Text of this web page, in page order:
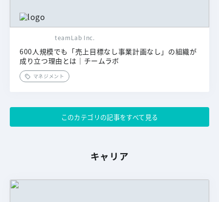
teamLab Inc.
600人規模でも「売上目標なし事業計画なし」の組織が
成り立つ理由とは｜チームラボ
マネジメント
このカテゴリの記事をすべて見る
キャリア